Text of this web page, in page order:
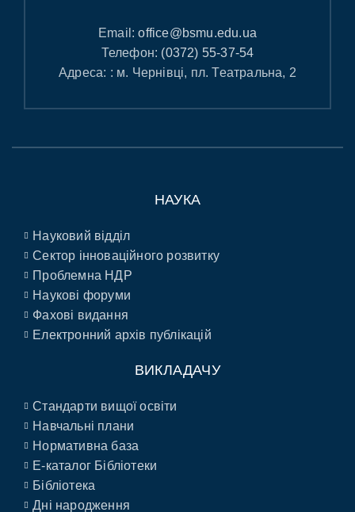
Email:office@bsmu.edu.ua
Телефон: (0372) 55-37-54
Адреса: : м. Чернівці, пл. Театральна, 2
НАУКА
Науковий відділ
Сектор інноваційного розвитку
Проблемна НДР
Наукові форуми
Фахові видання
Електронний архів публікацій
ВИКЛАДАЧУ
Стандарти вищої освіти
Навчальні плани
Нормативна база
E-каталог Бібліотеки
Бібліотека
Дні народження